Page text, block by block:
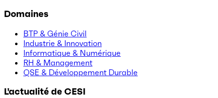
Domaines
BTP & Génie Civil
Industrie & Innovation
Informatique & Numérique
RH & Management
QSE & Développement Durable
L'actualité de CESI